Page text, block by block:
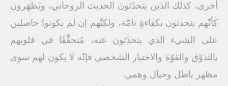
أخرى، كذلك الذين يتحدّثون الحديث الروحاني، ويَظهَرون
كأنّهم يتحدثون بكفاءةٍ تامّة، ولكنّهم إن لم يكونوا حاصلين
على الشيء الذي يتحدّثون عنه، مُتحقَّقًا في قلوبهم
بالتذوّق والقوّة والاختبار الشخصي فإنّه لا يكون لهم سوى
مظهر باطل وخيال وهمي.